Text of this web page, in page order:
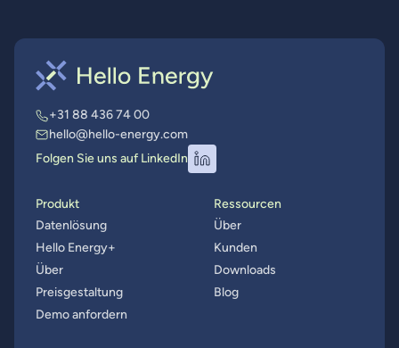
+31 88 436 74 00
hello@hello-energy.com
Folgen Sie uns auf LinkedIn
Produkt
Datenlösung
Hello Energy+
Über
Preisgestaltung
Demo anfordern
Ressourcen
Über
Kunden
Downloads
Blog